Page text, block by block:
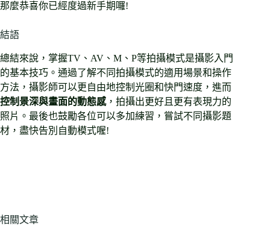
那麼恭喜你已經度過新手期囉!
結語
總結來說，掌握TV、AV、M、P等拍攝模式是攝影入門
的基本技巧。通過了解不同拍攝模式的適用場景和操作
方法，攝影師可以更自由地控制光圈和快門速度，進而
控制景深與畫面的動態感，拍攝出更好且更有表現力的
照片。最後也鼓勵各位可以多加練習，嘗試不同攝影題
材，盡快告別自動模式喔!
相關文章